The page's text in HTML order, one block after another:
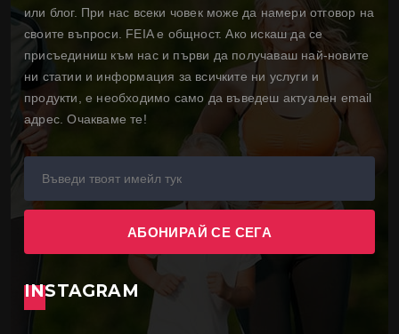
или блог. При нас всеки човек може да намери отговор на
своите въпроси. FEIA е общност. Ако искаш да се
присъединиш към нас и първи да получаваш най-новите
ни статии и информация за всичките ни услуги и
продукти, е необходимо само да въведеш актуален email
адрес. Очакваме те!
INSTAGRAM